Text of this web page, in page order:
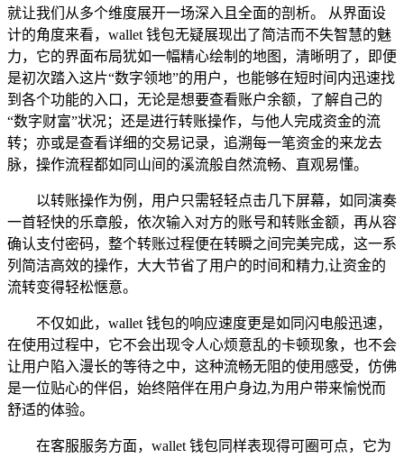
就让我们从多个维度展开一场深入且全面的剖析。 从界面设
计的角度来看，wallet 钱包无疑展现出了简洁而不失智慧的魅
力，它的界面布局犹如一幅精心绘制的地图，清晰明了，即便
是初次踏入这片“数字领地”的用户，也能够在短时间内迅速找
到各个功能的入口，无论是想要查看账户余额，了解自己的
“数字财富”状况；还是进行转账操作，与他人完成资金的流
转；亦或是查看详细的交易记录，追溯每一笔资金的来龙去
脉，操作流程都如同山间的溪流般自然流畅、直观易懂。
以转账操作为例，用户只需轻轻点击几下屏幕，如同演奏
一首轻快的乐章般，依次输入对方的账号和转账金额，再从容
确认支付密码，整个转账过程便在转瞬之间完美完成，这一系
列简洁高效的操作，大大节省了用户的时间和精力,让资金的
流转变得轻松惬意。
不仅如此，wallet 钱包的响应速度更是如同闪电般迅速，
在使用过程中，它不会出现令人心烦意乱的卡顿现象，也不会
让用户陷入漫长的等待之中，这种流畅无阻的使用感受，仿佛
是一位贴心的伴侣，始终陪伴在用户身边,为用户带来愉悦而
舒适的体验。
在客服服务方面，wallet 钱包同样表现得可圈可点，它为